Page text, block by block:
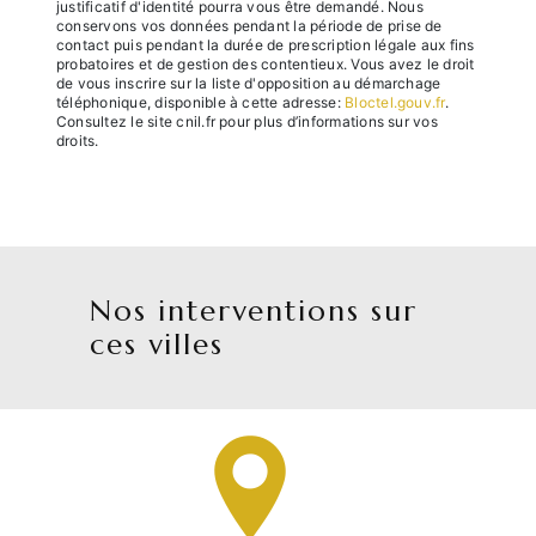
justificatif d'identité pourra vous être demandé. Nous
conservons vos données pendant la période de prise de
contact puis pendant la durée de prescription légale aux fins
probatoires et de gestion des contentieux. Vous avez le droit
de vous inscrire sur la liste d'opposition au démarchage
téléphonique, disponible à cette adresse: Bloctel.gouv.fr.
Consultez le site cnil.fr pour plus d’informations sur vos
droits.
Nos interventions sur
ces villes